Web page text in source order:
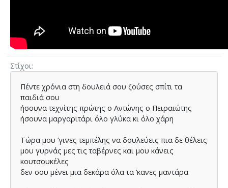
Στίχοι
Πέντε χρόνια στη δουλειά σου ζούσες σπίτι τα
παιδιά σου
ήσουνα τεχνίτης πρώτης ο Αντώνης ο Πειραιώτης
ήσουνα µαργαριτάρι όλο γλύκα κι όλο χάρη
Τώρα µου ‘γινες τεµπέλης να δουλεύεις πια δε θέλεις
μου γυρνάς µες τις ταβέρνες και µου κάνεις
κουτσουκέλες
δεν σου µένει µια δεκάρα όλα τα ‘κανες µαντάρα